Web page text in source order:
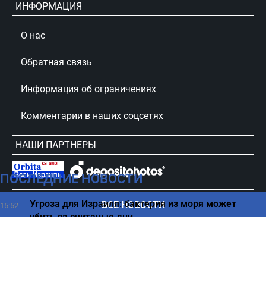
ПОСЛЕДНИЕ НОВОСТИ
15:52
Угроза для Израиля: бактерия из моря может
убить за считаные дни
ВСЕ НОВОСТИ
ИНФОРМАЦИЯ
О нас
Обратная связь
Информация об ограничениях
Комментарии в наших соцсетях
НАШИ ПАРТНЕРЫ
сursorinfo.co.il © Все права защищены